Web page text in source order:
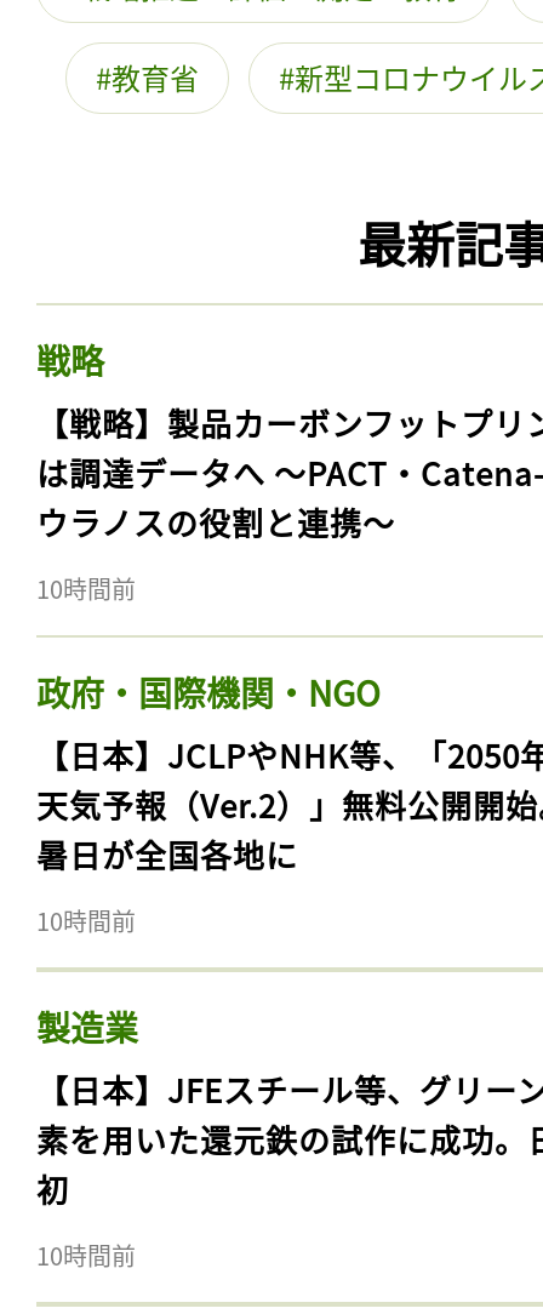
教育省 新型コロナウイル
最新記
戦略
【戦略】製品カーボンフットプリ
は調達データへ 〜PACT・
ウラノスの役割と連携〜
10時間前
政府・国際機関・NGO
【日本】JCLPやNHK等、「2050
天気予報（Ver.2）」無料公開開
暑日が全国各地に
10時間前
製造業
【日本】JFEスチール等、グリー
素を用いた還元鉄の試作に成功。
初
10時間前